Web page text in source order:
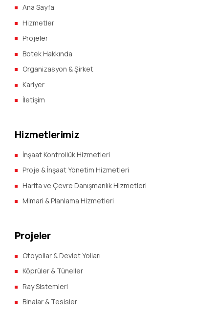
Ana Sayfa
Hizmetler
Projeler
Botek Hakkında
Organizasyon & Şirket
Kariyer
İletişim
Hizmetlerimiz
İnşaat Kontrollük Hizmetleri
Proje & İnşaat Yönetim Hizmetleri
Harita ve Çevre Danışmanlık Hizmetleri
Mimari & Planlama Hizmetleri
Projeler
Otoyollar & Devlet Yolları
Köprüler & Tüneller
Ray Sistemleri
Binalar & Tesisler